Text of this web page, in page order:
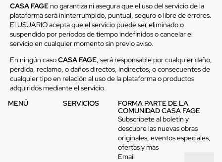
CASA FAGEno garantiza ni asegura que el uso del servicio de la
plataforma será ininterrumpido, puntual, seguro o libre de errores.
El USUARIO acepta que el servicio puede ser eliminado o
suspendido por períodos de tiempo indefinidos o cancelar el
servicio en cualquier momento sin previo aviso.
En ningún casoCASA FAGE, será responsable por cualquier daño,
pérdida, reclamo, o daños directos, indirectos, o consecuentes de
cualquier tipo en relación al uso de la plataforma o productos
adquiridos mediante el servicio.
MENÚ
SERVICIOS
FORMA PARTE DE LA
COMUNIDAD CASA FAGE
Subscríbete al boletín y
descubre las nuevas obras
originales, eventos especiales,
ofertas y más
Email